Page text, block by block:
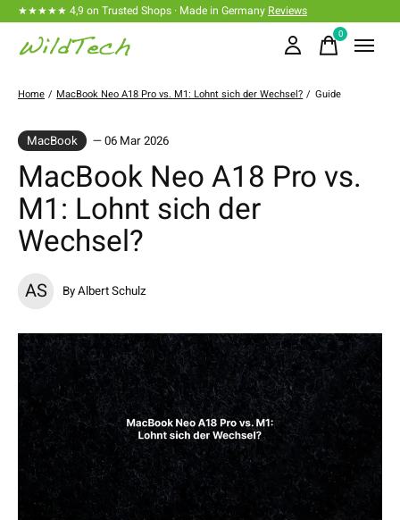
★★★★★ 4,9 on Trusted Shops · Made in Germany Reviews
0items
Home / MacBook Neo A18 Pro vs. M1: Lohnt sich der Wechsel? / Guide
MacBook — 06 Mar 2026
MacBook Neo A18 Pro vs.
M1: Lohnt sich der
Wechsel?
AS By Albert Schulz